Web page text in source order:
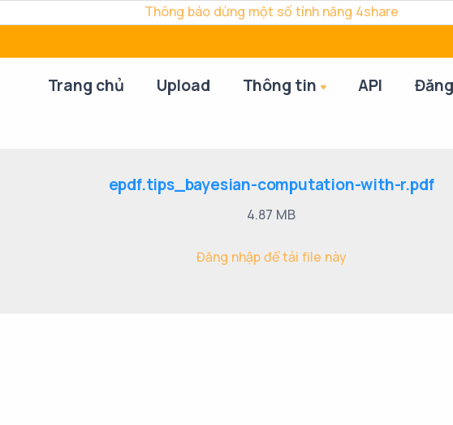
Thông báo dừng một số tính năng 4share
Trang chủ Upload Thông tin API
epdf.tips_bayesian-computation-with-r.pdf
4.87 MB
Đăng nhập để tải file này